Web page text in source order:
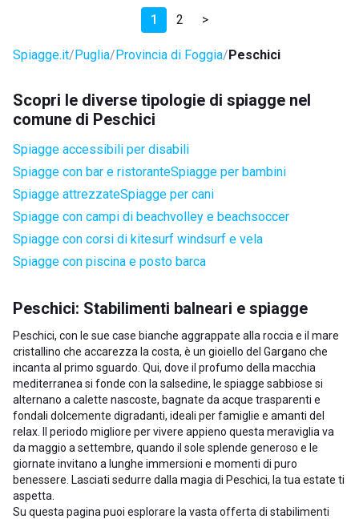
1 2 >
Spiagge.it Puglia Provincia di Foggia Peschici
Scopri le diverse tipologie di spiagge nel
comune di Peschici
Spiagge accessibili per disabili
Spiagge con bar e ristoranteSpiagge per bambini
Spiagge attrezzateSpiagge per cani
Spiagge con campi di beachvolley e beachsoccer
Spiagge con corsi di kitesurf windsurf e vela
Spiagge con piscina e posto barca
Peschici: Stabilimenti balneari e spiagge
Peschici, con le sue case bianche aggrappate alla roccia e il mare
cristallino che accarezza la costa, è un gioiello del Gargano che
incanta al primo sguardo. Qui, dove il profumo della macchia
mediterranea si fonde con la salsedine, le spiagge sabbiose si
alternano a calette nascoste, bagnate da acque trasparenti e
fondali dolcemente digradanti, ideali per famiglie e amanti del
relax. Il periodo migliore per vivere appieno questa meraviglia va
da maggio a settembre, quando il sole splende generoso e le
giornate invitano a lunghe immersioni e momenti di puro
benessere. Lasciati sedurre dalla magia di Peschici, la tua estate ti
aspetta.
Su questa pagina puoi esplorare la vasta offerta di stabilimenti